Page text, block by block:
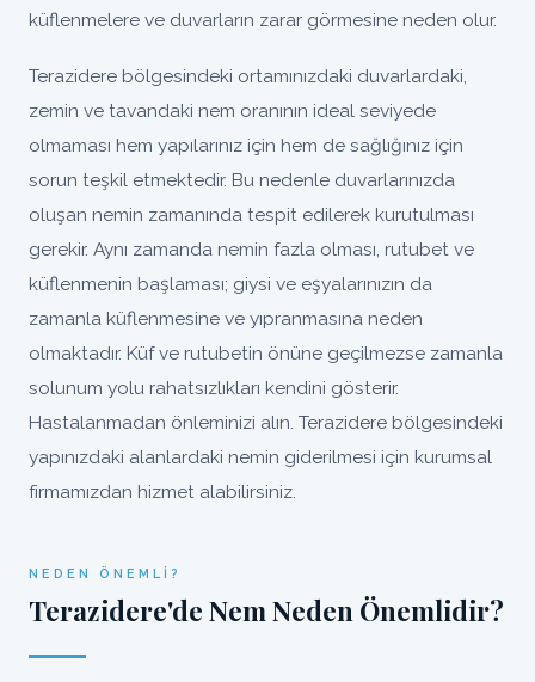
küflenmelere ve duvarların zarar görmesine neden olur.
Terazidere bölgesindeki ortamınızdaki duvarlardaki,
zemin ve tavandaki nem oranının ideal seviyede
olmaması hem yapılarınız için hem de sağlığınız için
sorun teşkil etmektedir. Bu nedenle duvarlarınızda
oluşan nemin zamanında tespit edilerek kurutulması
gerekir. Aynı zamanda nemin fazla olması, rutubet ve
küflenmenin başlaması; giysi ve eşyalarınızın da
zamanla küflenmesine ve yıpranmasına neden
olmaktadır. Küf ve rutubetin önüne geçilmezse zamanla
solunum yolu rahatsızlıkları kendini gösterir.
Hastalanmadan önleminizi alın. Terazidere bölgesindeki
yapınızdaki alanlardaki nemin giderilmesi için kurumsal
firmamızdan hizmet alabilirsiniz.
NEDEN ÖNEMLI?
Terazidere'de Nem Neden Önemlidir?